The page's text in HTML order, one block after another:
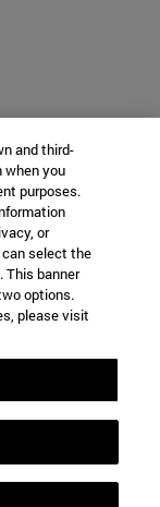
and third-
when you
purposes.
or
select the
This banner
options.
please visit